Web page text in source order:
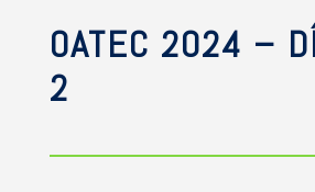
OATEC 2024 –
2